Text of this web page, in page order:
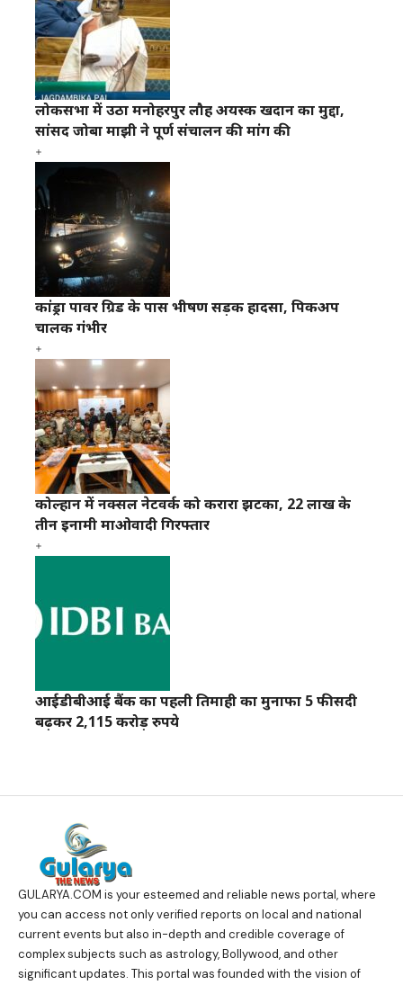
लोकसभा में उठा मनोहरपुर लौह अयस्क खदान का मुद्दा,
सांसद जोबा माझी ने पूर्ण संचालन की मांग की
कांड्रा पावर ग्रिड के पास भीषण सड़क हादसा, पिकअप
चालक गंभीर
कोल्हान में नक्सल नेटवर्क को करारा झटका, 22 लाख के
तीन इनामी माओवादी गिरफ्तार
आईडीबीआई बैंक का पहली तिमाही का मुनाफा 5 फीसदी
बढ़कर 2,115 करोड़ रुपये
GULARYA.COM is your esteemed and reliable news portal, where
you can access not only verified reports on local and national
current events but also in-depth and credible coverage of
complex subjects such as astrology, Bollywood, and other
significant updates. This portal was founded with the vision of